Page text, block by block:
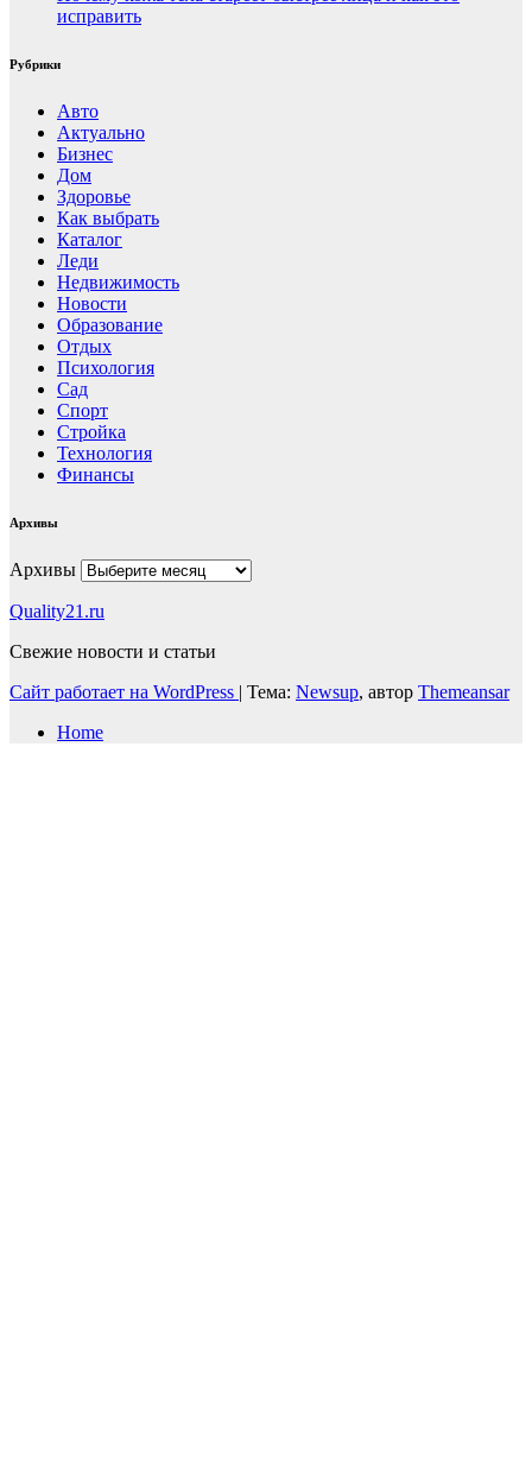
исправить
Рубрики
Авто
Актуально
Бизнес
Дом
Здоровье
Как выбрать
Каталог
Леди
Недвижимость
Новости
Образование
Отдых
Психология
Сад
Спорт
Стройка
Технология
Финансы
Архивы
Архивы
Quality21.ru
Свежие новости и статьи
Сайт работает на WordPress | Тема: Newsup, автор Themeansar
Home